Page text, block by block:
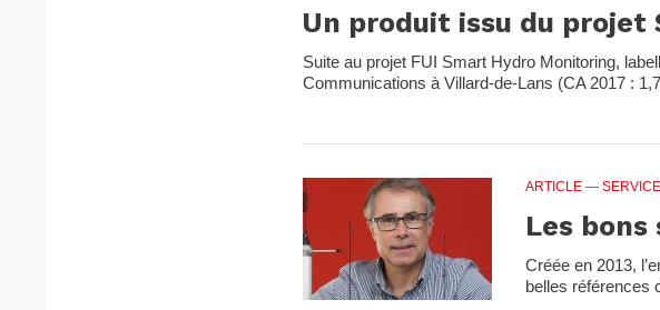
Un produit issu du
Suite au projet FUI Smart Hydro Monitoring,
Communications à Villard-de-Lans (CA 2017 :
ARTICLE —
Les bons
Créée en 2013,
belles références